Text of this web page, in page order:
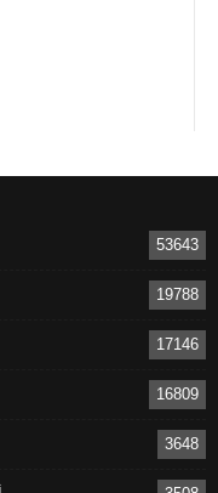
53643
19788
17146
16809
3648